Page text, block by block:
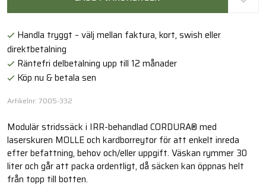
Handla tryggt – välj mellan faktura, kort, swish eller
direktbetalning
Räntefri delbetalning upp till 12 månader
Köp nu & betala sen
Artikelnr: 7005-332
Modulär stridssäck i IRR-behandlad CORDURA® med
laserskuren MOLLE och kardborreytor för att enkelt inreda
efter befattning, behov och/eller uppgift. Väskan rymmer 30
liter och går att packa ordentligt, då säcken kan öppnas helt
från topp till botten.